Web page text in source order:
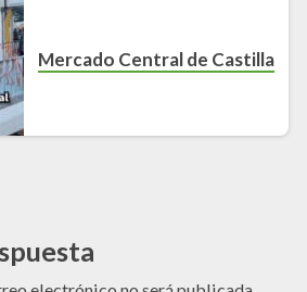
Mercado Central de Castilla